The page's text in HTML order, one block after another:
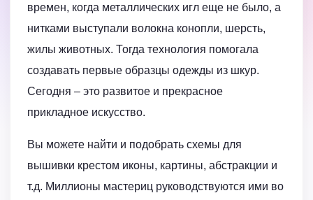
времен, когда металлических игл еще не было, а
нитками выступали волокна конопли, шерсть,
жилы животных. Тогда технология помогала
создавать первые образцы одежды из шкур.
Сегодня – это развитое и прекрасное
прикладное искусство.
Вы можете найти и подобрать схемы для
вышивки крестом иконы, картины, абстракции и
т.д. Миллионы мастериц руководствуются ими во